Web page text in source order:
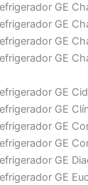
GE
GE
GE
GE
GE
GE
GE
GE
GE
GE